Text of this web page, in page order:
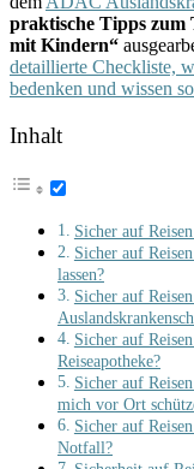
praktische Tipps zum
mit Kindern“
detaillierte Checkliste,
bedenken und wissen
Inhalt
Sicher auf
Sicher auf
lassen?
Sicher auf
Sicher auf
Reiseapotheke?
Sicher auf
mich vor Ort
Sicher auf
Notfall?